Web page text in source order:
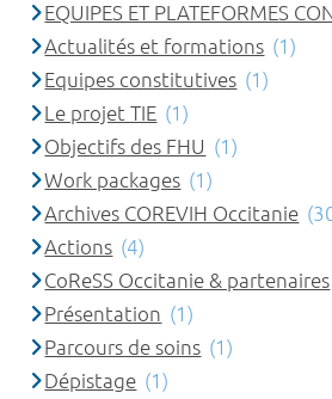
EQUIPES ET PLATEFORMES
Actualités et formations (1)
Equipes constitutives (1)
Le projet TIE (1)
Objectifs des FHU (1)
Work packages (1)
Archives COREVIH Occitanie
Actions (4)
CoReSS Occitanie & partenaires
Présentation (1)
Parcours de soins (1)
Dépistage (1)